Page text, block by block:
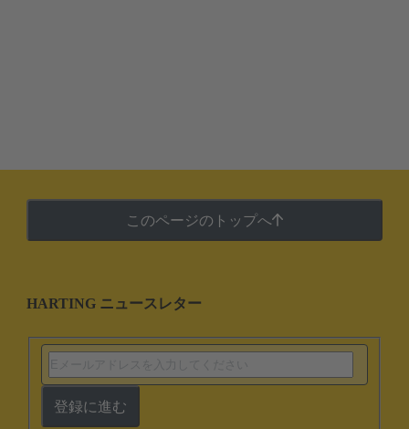
このページのトップへ
HARTING ニュースレター
登録に進む